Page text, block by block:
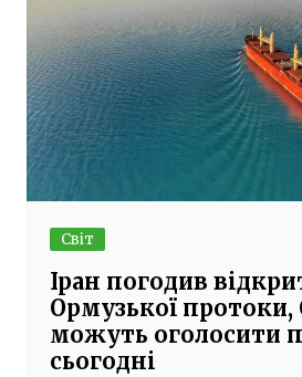
Світ
Іран погодив
Ормузької
можуть оголосити
сьогодні